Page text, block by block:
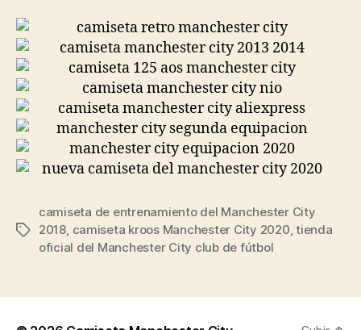
Etiquetas
camiseta de entrenamiento del Manchester City
2018, camiseta kroos Manchester City 2020,tienda
oficial del Manchester City club de fútbol